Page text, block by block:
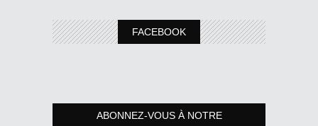
FACEBOOK
ABONNEZ-VOUS À NOTRE